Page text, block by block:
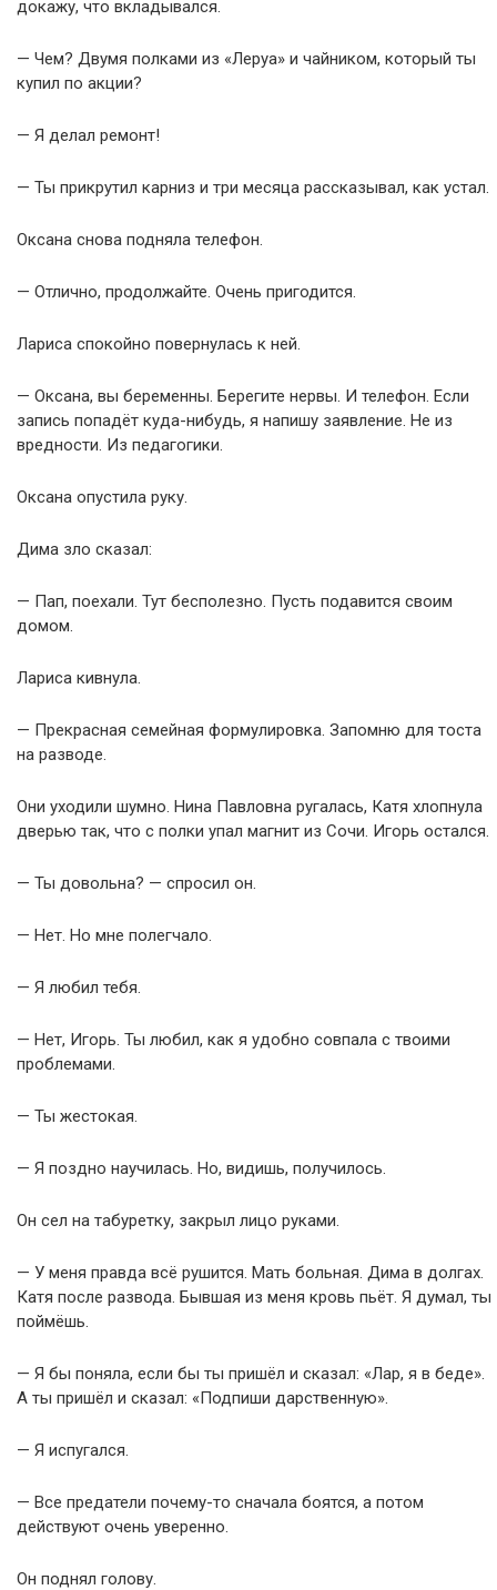
докажу, что вкладывался.
— Чем? Двумя полками из «Леруа» и чайником, который ты
купил по акции?
— Я делал ремонт!
— Ты прикрутил карниз и три месяца рассказывал, как устал.
Оксана снова подняла телефон.
— Отлично, продолжайте. Очень пригодится.
Лариса спокойно повернулась к ней.
— Оксана, вы беременны. Берегите нервы. И телефон. Если
запись попадёт куда-нибудь, я напишу заявление. Не из
вредности. Из педагогики.
Оксана опустила руку.
Дима зло сказал:
— Пап, поехали. Тут бесполезно. Пусть подавится своим
домом.
Лариса кивнула.
— Прекрасная семейная формулировка. Запомню для тоста
на разводе.
Они уходили шумно. Нина Павловна ругалась, Катя хлопнула
дверью так, что с полки упал магнит из Сочи. Игорь остался.
— Ты довольна? — спросил он.
— Нет. Но мне полегчало.
— Я любил тебя.
— Нет, Игорь. Ты любил, как я удобно совпала с твоими
проблемами.
— Ты жестокая.
— Я поздно научилась. Но, видишь, получилось.
Он сел на табуретку, закрыл лицо руками.
— У меня правда всё рушится. Мать больная. Дима в долгах.
Катя после развода. Бывшая из меня кровь пьёт. Я думал, ты
поймёшь.
— Я бы поняла, если бы ты пришёл и сказал: «Лар, я в беде».
А ты пришёл и сказал: «Подпиши дарственную».
— Я испугался.
— Все предатели почему-то сначала боятся, а потом
действуют очень уверенно.
Он поднял голову.